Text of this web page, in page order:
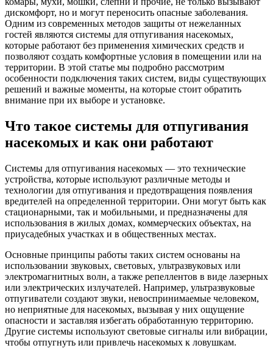
дискомфорт, но и могут переносить опасные заболевания.
Одним из современных методов защиты от нежеланных
гостей являются системы для отпугивания насекомых,
которые работают без применения химических средств и
позволяют создать комфортные условия в помещении или на
территории. В этой статье мы подробно рассмотрим
особенности подключения таких систем, виды существующих
решений и важные моменты, на которые стоит обратить
внимание при их выборе и установке.
Что такое системы для отпугивания
насекомых и как они работают
Системы для отпугивания насекомых — это технические
устройства, которые используют различные методы и
технологии для отпугивания и предотвращения появления
вредителей на определенной территории. Они могут быть как
стационарными, так и мобильными, и предназначены для
использования в жилых домах, коммерческих объектах, на
приусадебных участках и в общественных местах.
Основные принципы работы таких систем основаны на
использовании звуковых, световых, ультразвуковых или
электромагнитных волн, а также репеллентов в виде лазерных
или электрических излучателей. Например, ультразвуковые
отпугиватели создают звуки, невоспринимаемые человеком,
но неприятные для насекомых, вызывая у них ощущение
опасности и заставляя избегать обработанную территорию.
Другие системы используют световые сигналы или вибрации,
чтобы отпугнуть или привлечь насекомых к ловушкам.